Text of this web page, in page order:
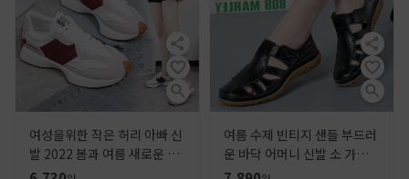
여성을위한 작은 허리 아빠 신
발 2022 봄과 여름 새로운 인
터넷 연예인 두꺼운 밑창 학생
여름 수제 빈티지 샌들 부드러
운 바닥 어머니 신발 소 가죽
벨크로 캐주얼 여성 신발 드롭